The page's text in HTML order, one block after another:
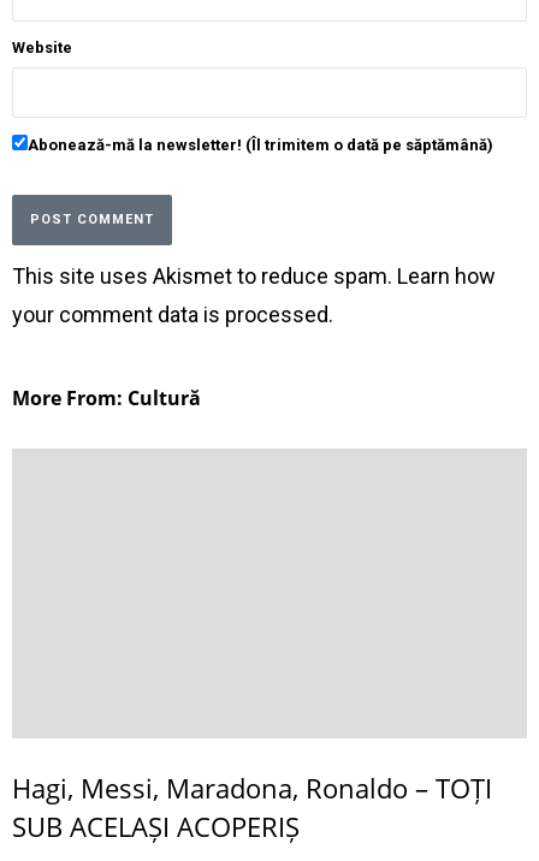
Website
Abonează-mă la newsletter! (Îl trimitem o dată pe săptămână)
This site uses Akismet to reduce spam. Learn how
your comment data is processed.
More From: Cultură
Hagi, Messi, Maradona, Ronaldo – TOȚI
SUB ACELAȘI ACOPERIȘ